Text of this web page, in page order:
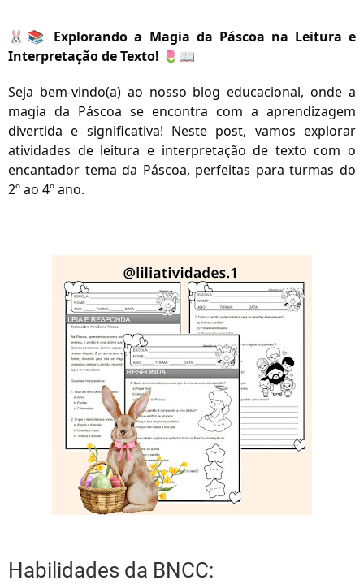
🐰📚 Explorando a Magia da Páscoa na Leitura e
Interpretação de Texto! 🌷📖
Seja bem-vindo(a) ao nosso blog educacional, onde a
magia da Páscoa se encontra com a aprendizagem
divertida e significativa! Neste post, vamos explorar
atividades de leitura e interpretação de texto com o
encantador tema da Páscoa, perfeitas para turmas do
2º ao 4º ano.
Habilidades da BNCC: